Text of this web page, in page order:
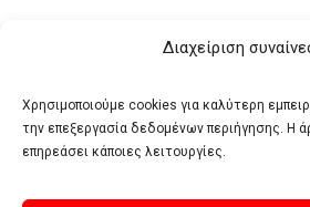
Διαχείριση
Χρησιμοποιούμε cookies για καλύτερη
την επεξεργασία δεδομένων περιήγησης. Η
επηρεάσει κάποιες λειτουργίες.
Πολυτέλεια δεν είναι το αντίθετο της